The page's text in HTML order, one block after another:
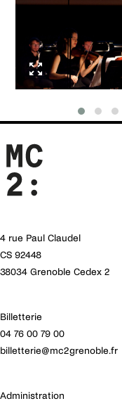
4 rue Paul Claudel
CS 92448
38034 Grenoble Cedex 2
Billetterie
04 76 00 79 00
billetterie@mc2grenoble.fr
Administration